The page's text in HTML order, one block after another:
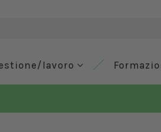
lavoro